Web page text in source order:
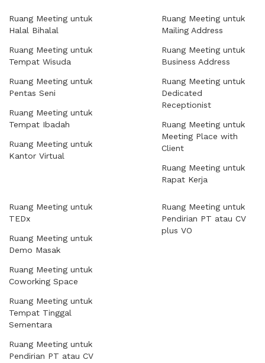
Ruang Meeting untuk
Halal Bihalal
Ruang Meeting untuk
Tempat Wisuda
Ruang Meeting untuk
Pentas Seni
Ruang Meeting untuk
Tempat Ibadah
Ruang Meeting untuk
Kantor Virtual
Ruang Meeting untuk
Mailing Address
Ruang Meeting untuk
Business Address
Ruang Meeting untuk
Dedicated
Receptionist
Ruang Meeting untuk
Meeting Place with
Client
Ruang Meeting untuk
Rapat Kerja
Ruang Meeting untuk
TEDx
Ruang Meeting untuk
Demo Masak
Ruang Meeting untuk
Coworking Space
Ruang Meeting untuk
Tempat Tinggal
Sementara
Ruang Meeting untuk
Pendirian PT atau CV
Ruang Meeting untuk
Pendirian PT atau CV
plus VO